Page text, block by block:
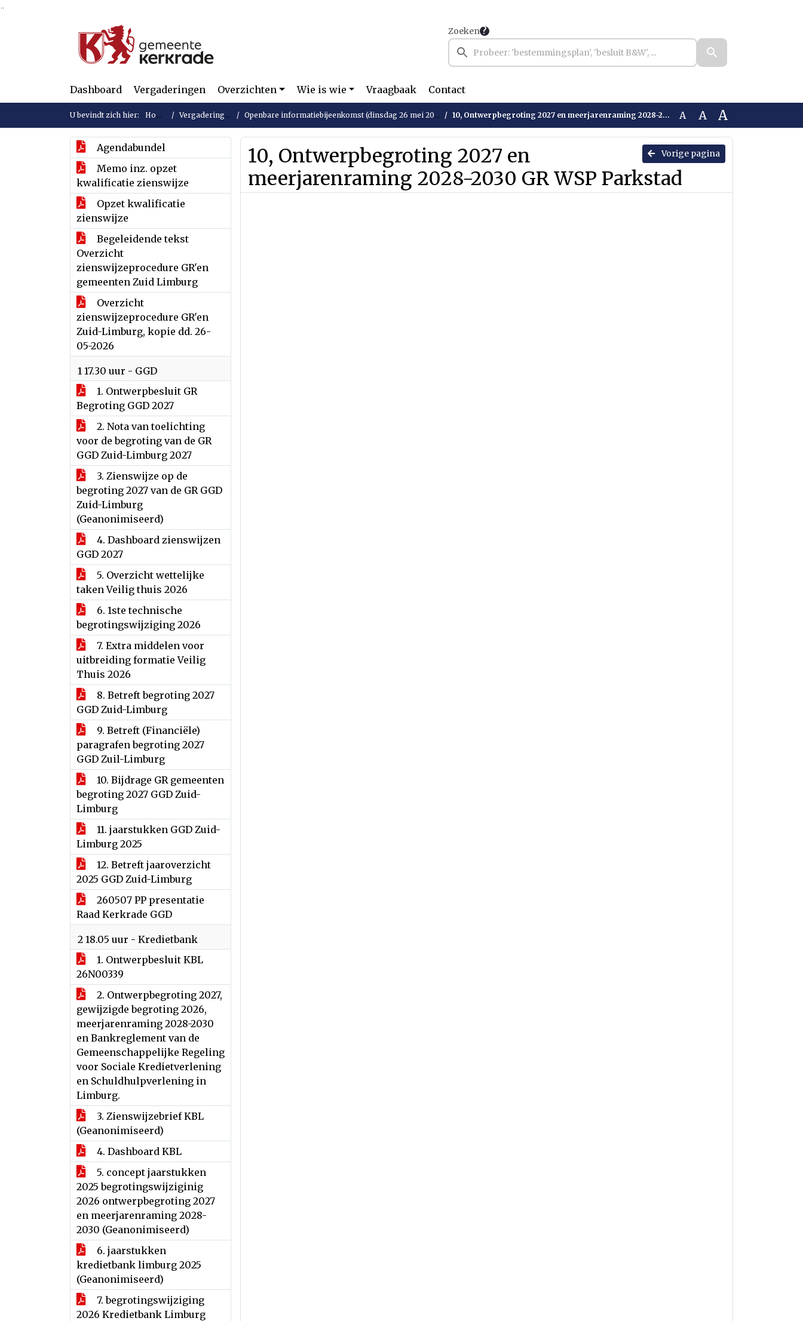
Zoeken
Dashboard Vergaderingen Overzichten Wie is wie Vraagbaak Contact
U bevindt zich hier: Home Vergaderingen Openbare informatiebijeenkomst (dinsdag 26 mei 2026) 10, Ontwerpbegroting 2027 en meerjarenraming 2028-2030 GR WSP Parkstad A A A
Agendabundel
Memo inz. opzet
kwalificatie zienswijze
Opzet kwalificatie
zienswijze
Begeleidende tekst
Overzicht
zienswijzeprocedure GR'en
gemeenten Zuid Limburg
Overzicht
zienswijzeprocedure GR'en
Zuid-Limburg, kopie dd. 26-
05-2026
1 17.30 uur - GGD
1. Ontwerpbesluit GR
Begroting GGD 2027
2. Nota van toelichting
voor de begroting van de GR
GGD Zuid-Limburg 2027
3. Zienswijze op de
begroting 2027 van de GR GGD
Zuid-Limburg
(Geanonimiseerd)
4. Dashboard zienswijzen
GGD 2027
5. Overzicht wettelijke
taken Veilig thuis 2026
6. 1ste technische
begrotingswijziging 2026
7. Extra middelen voor
uitbreiding formatie Veilig
Thuis 2026
8. Betreft begroting 2027
GGD Zuid-Limburg
9. Betreft (Financiële)
paragrafen begroting 2027
GGD Zuil-Limburg
10. Bijdrage GR gemeenten
begroting 2027 GGD Zuid-
Limburg
11. jaarstukken GGD Zuid-
Limburg 2025
12. Betreft jaaroverzicht
2025 GGD Zuid-Limburg
260507 PP presentatie
Raad Kerkrade GGD
2 18.05 uur - Kredietbank
1. Ontwerpbesluit KBL
26N00339
2. Ontwerpbegroting 2027,
gewijzigde begroting 2026,
meerjarenraming 2028-2030
en Bankreglement van de
Gemeenschappelijke Regeling
voor Sociale Kredietverlening
en Schuldhulpverlening in
Limburg.
3. Zienswijzebrief KBL
(Geanonimiseerd)
4. Dashboard KBL
5. concept jaarstukken
2025 begrotingswijziginig
2026 ontwerpbegroting 2027
en meerjarenraming 2028-
2030 (Geanonimiseerd)
6. jaarstukken
kredietbank limburg 2025
(Geanonimiseerd)
7. begrotingswijziging
2026 Kredietbank Limburg
Vorige pagina
10, Ontwerpbegroting 2027 en
meerjarenraming 2028-2030 GR WSP Parkstad